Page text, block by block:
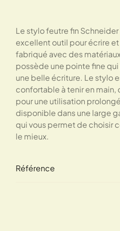
Le stylo feutre fin Schneider
excellent outil pour écrire et
fabriqué avec des
possède une pointe fine
une belle écriture. Le stylo
confortable à tenir en main,
pour une utilisation
disponible dans une large
qui vous permet de choisir
le mieux.
Référence